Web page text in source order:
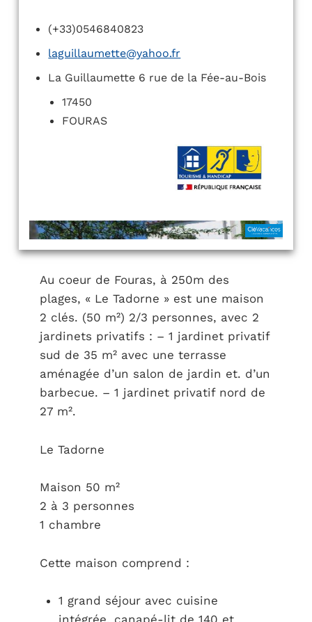
(+33)0546840823
laguillaumette@yahoo.fr
La Guillaumette 6 rue de la Fée-au-Bois
17450
FOURAS
Au coeur de Fouras, à 250m des
plages, « Le Tadorne » est une maison
2 clés. (50 m²) 2/3 personnes, avec 2
jardinets privatifs : – 1 jardinet privatif
sud de 35 m² avec une terrasse
aménagée d’un salon de jardin et. d’un
barbecue. – 1 jardinet privatif nord de
27 m².
Le Tadorne
Maison 50 m²
2 à 3 personnes
1 chambre
Cette maison comprend :
1 grand séjour avec cuisine
intégrée, canapé-lit de 140 et